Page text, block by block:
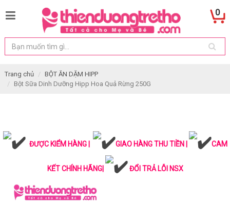
0
Trang chủ
BỘT ĂN DẶM HIPP
Bột Sữa Dinh Dưỡng Hipp Hoa Quả Rừng 250G
ĐƯỢC KIỂM HÀNG | GIAO HÀNG THU TIỀN | CAM
KẾT CHÍNH HÃNG| ĐỔI TRẢ LỖI NSX